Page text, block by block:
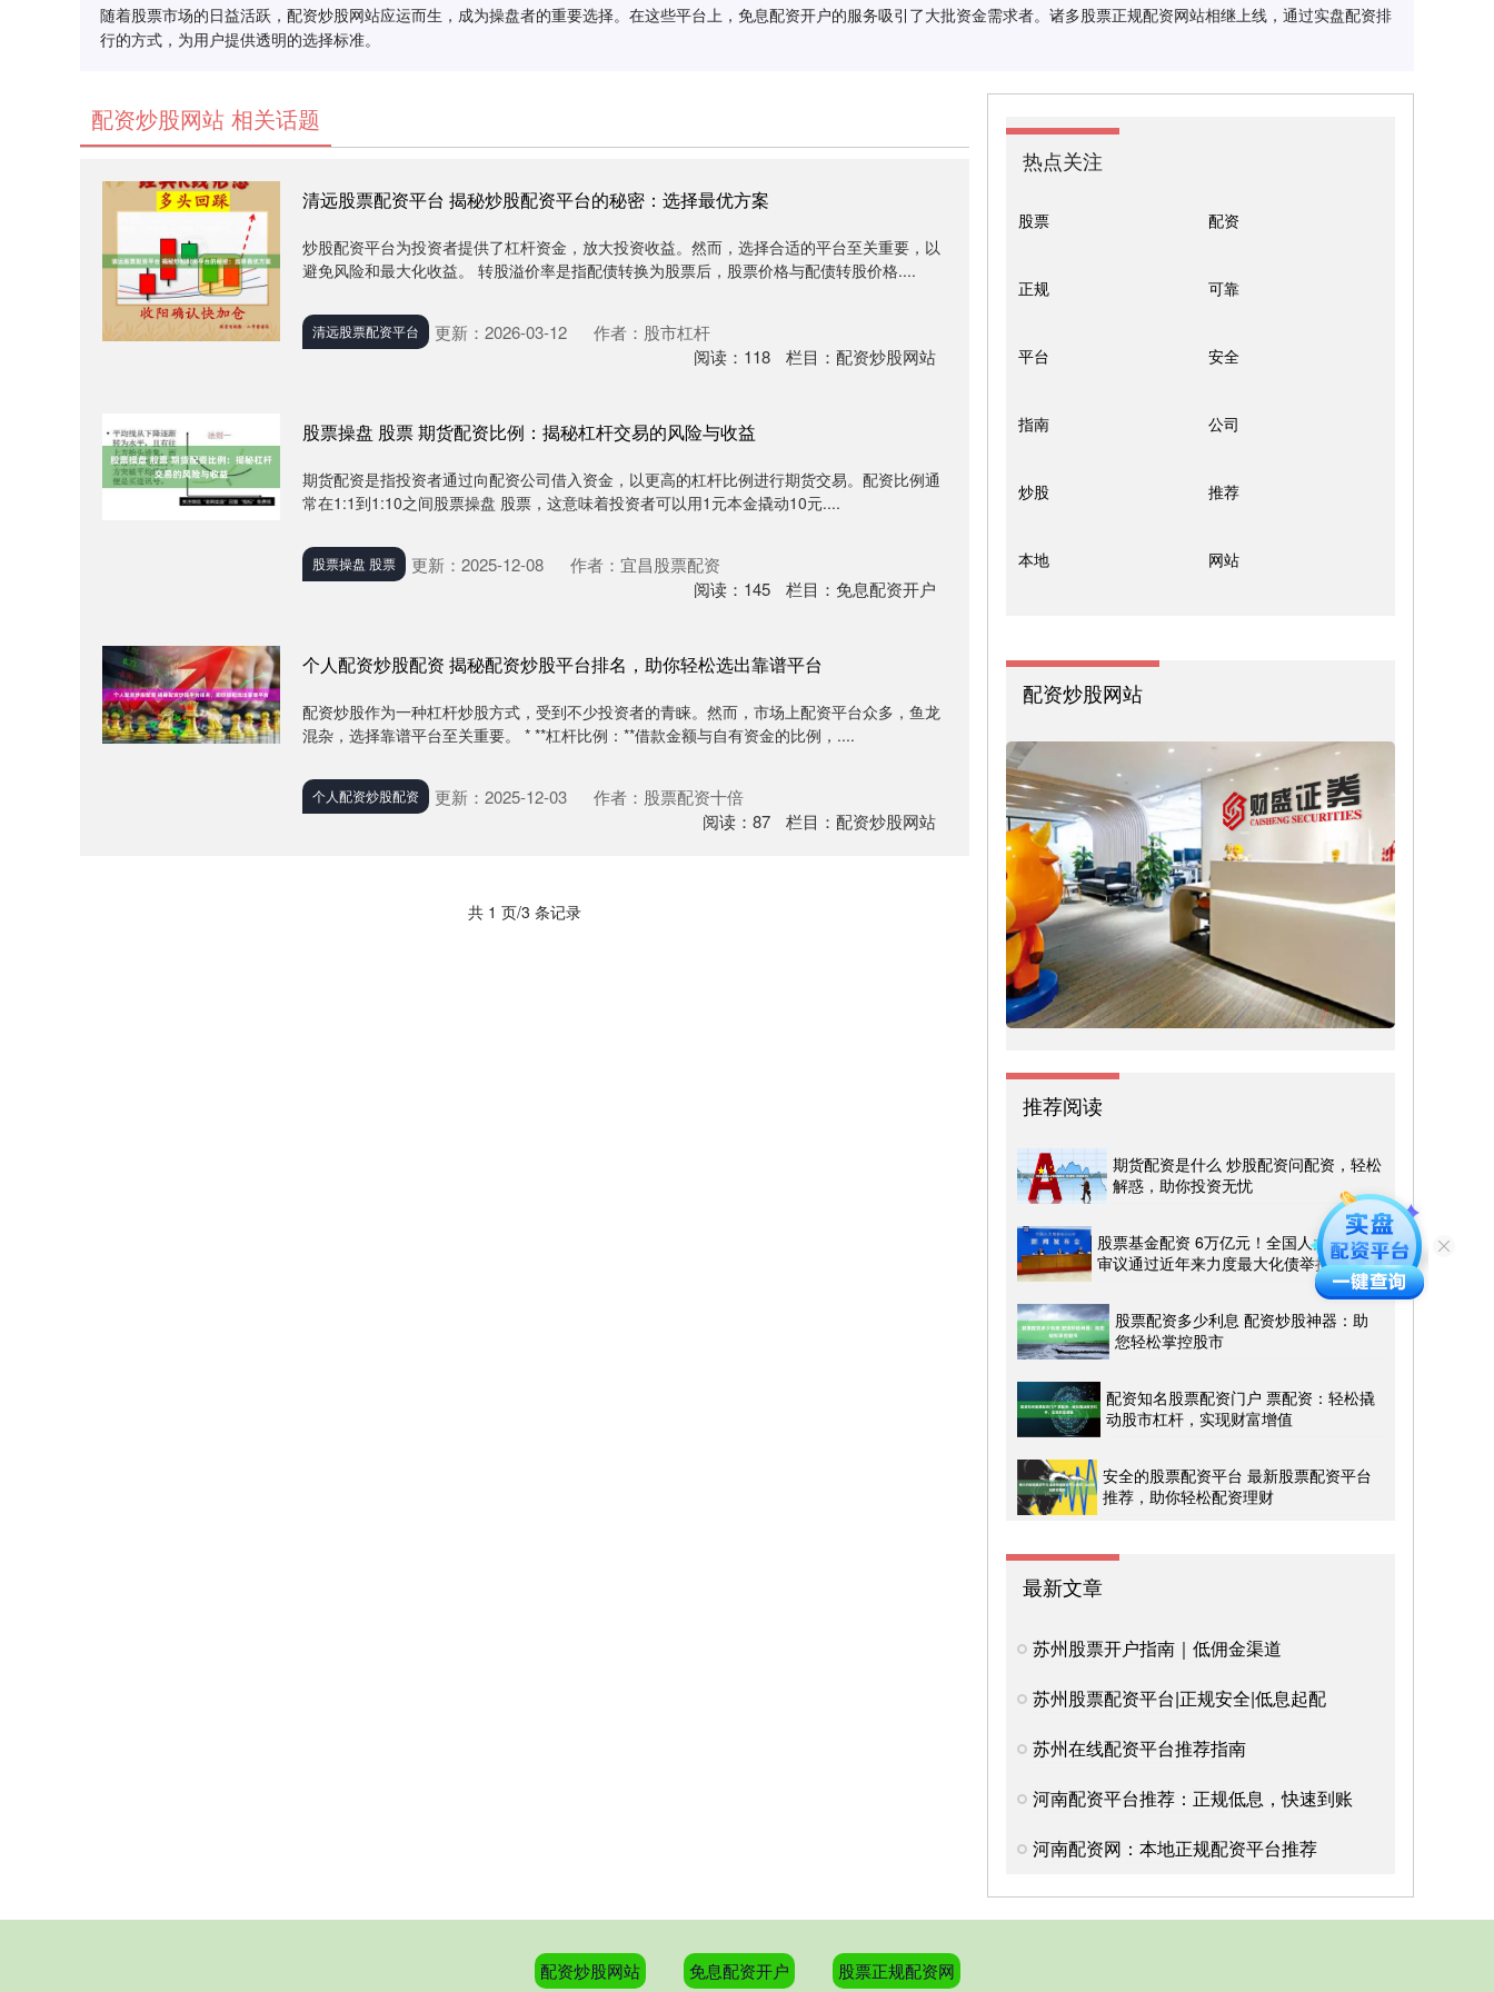
随着股票市场的日益活跃，配资炒股网站应运而生，成为操盘者的重要选择。在这些平台上，免息配资开户的服务吸引了大批资金需求者。诸多股票正规配资网站相继上线，通过实盘配资排
行的方式，为用户提供透明的选择标准。
配资炒股网站 相关话题
清远股票配资平台 揭秘炒股配资平台的秘密：选择最优方案
炒股配资平台为投资者提供了杠杆资金，放大投资收益。然而，选择合适的平台至关重要，以
避免风险和最大化收益。 转股溢价率是指配债转换为股票后，股票价格与配债转股价格....
清远股票配资平台 更新：2026-03-12
作者：股市杠杆
阅读： 118 栏目： 配资炒股网站
股票操盘 股票 期货配资比例：揭秘杠杆交易的风险与收益
期货配资是指投资者通过向配资公司借入资金，以更高的杠杆比例进行期货交易。配资比例通
常在1:1到1:10之间股票操盘 股票，这意味着投资者可以用1元本金撬动10元....
股票操盘 股票 更新：2025-12-08
作者：宜昌股票配资
阅读： 145 栏目： 免息配资开户
个人配资炒股配资 揭秘配资炒股平台排名，助你轻松选出靠谱平台
配资炒股作为一种杠杆炒股方式，受到不少投资者的青睐。然而，市场上配资平台众多，鱼龙
混杂，选择靠谱平台至关重要。 * **杠杆比例：**借款金额与自有资金的比例，....
个人配资炒股配资 更新：2025-12-03
作者：股票配资十倍
阅读： 87 栏目： 配资炒股网站
共 1 页/3 条记录
热点关注
股票 配资
正规 可靠
平台 安全
指南 公司
炒股 推荐
本地 网站
配资炒股网站
推荐阅读
期货配资是什么 炒股配资问配资，轻松
解惑，助你投资无忧
股票基金配资 6万亿元！全国人大常委会
审议通过近年来力度最大化债举措
股票配资多少利息 配资炒股神器：助
您轻松掌控股市
配资知名股票配资门户 票配资：轻松撬
动股市杠杆，实现财富增值
安全的股票配资平台 最新股票配资平台
推荐，助你轻松配资理财
最新文章
苏州股票开户指南｜低佣金渠道
苏州股票配资平台|正规安全|低息起配
苏州在线配资平台推荐指南
河南配资平台推荐：正规低息，快速到账
河南配资网：本地正规配资平台推荐
配资炒股网站 免息配资开户 股票正规配资网